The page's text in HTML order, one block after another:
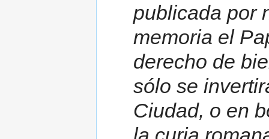
publicada por
memoria el
derecho de
sólo se
Ciudad, o en